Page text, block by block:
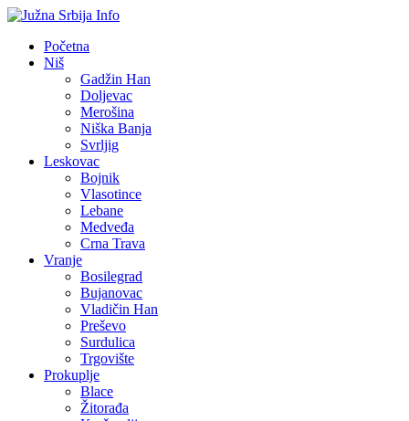
Početna
Niš
Gadžin Han
Doljevac
Merošina
Niška Banja
Svrljig
Leskovac
Bojnik
Vlasotince
Lebane
Medveđa
Crna Trava
Vranje
Bosilegrad
Bujanovac
Vladičin Han
Preševo
Surdulica
Trgovište
Prokuplje
Blace
Žitorađa